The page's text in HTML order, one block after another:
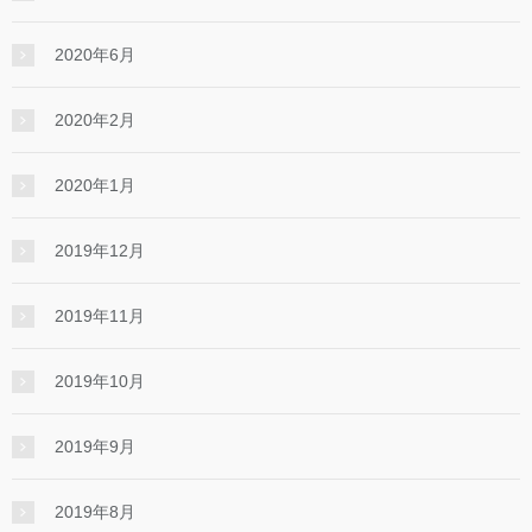
2020年6月
2020年2月
2020年1月
2019年12月
2019年11月
2019年10月
2019年9月
2019年8月